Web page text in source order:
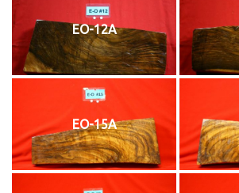
EO-12A
EO-15A